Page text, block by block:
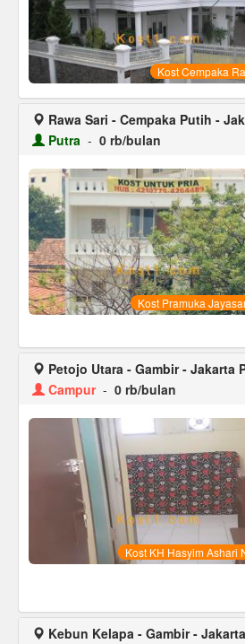
Kost Cempaka
Rawa Sari - Cempaka Putih -
Putra - 0 rb/bulan
Kost Pramuka
Petojo Utara - Gambir - Jakarta
Campur- 0 rb/bulan
Kost KH Hasyim Ashari
Kebun Kelapa - Gambir -